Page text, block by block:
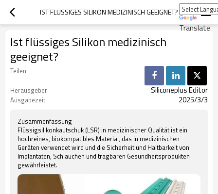
Translate
IST FLÜSSIGES SILIKON MEDIZINISCH GEEIGNET?
Ist flüssiges Silikon medizinisch
geeignet?
Teilen
Herausgeber
Siliconeplus Editor
Ausgabezeit 2025/3/3
Zusammenfassung
Flüssigsilikonkautschuk (LSR) in medizinischer Qualität ist ein
hochreines, biokompatibles Material, das in medizinischen
Geräten verwendet wird und die Sicherheit und Haltbarkeit von
Implantaten, Schläuchen und tragbaren Gesundheitsprodukten
gewährleistet.